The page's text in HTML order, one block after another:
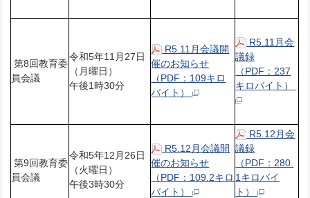
第8回教育委
員会議
令和5年11月27日
（月曜日）
午後1時30分
R5.11月会議開
催のお知らせ
（PDF：109キロ
バイト）
R5.11月会
議録
（PDF：237
キロバイト）
第9回教育委
員会議
令和5年12月26日
（火曜日）
午後3時30分
R5.12月会議開
催のお知らせ
（PDF：109.2キロ
バイト）
R5.12月会
議録
（PDF：280.
1キロバイ
ト）